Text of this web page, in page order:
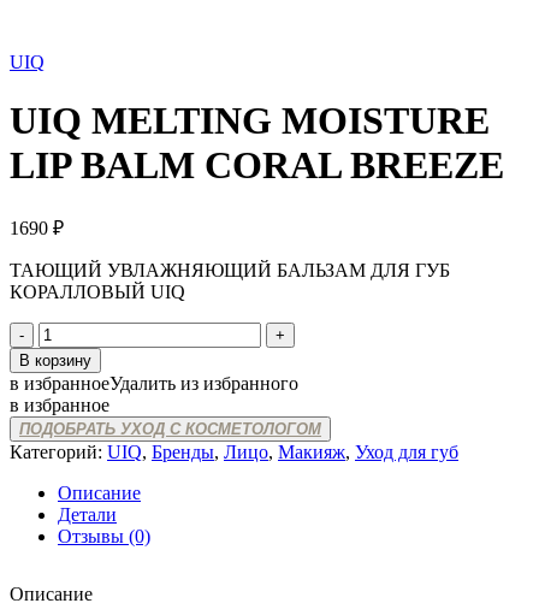
UIQ
UIQ MELTING MOISTURE
LIP BALM CORAL BREEZE
1690 ₽
ТАЮЩИЙ УВЛАЖНЯЮЩИЙ БАЛЬЗАМ ДЛЯ ГУБ
КОРАЛЛОВЫЙ UIQ
Количество
товара
UIQ
MELTING
MOISTURE
LIP
BALM
CORAL
BREEZE
В корзину
в избранноеУдалить из избранного
в избранное
ПОДОБРАТЬ УХОД С КОСМЕТОЛОГОМ
Категорий: UIQ, Бренды, Лицо, Макияж, Уход для губ
Описание
Детали
Отзывы (0)
Описание